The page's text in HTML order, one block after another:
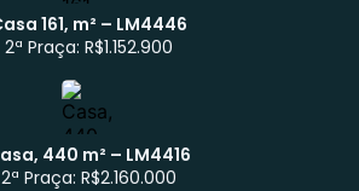
161, m² – LM4446
2ª Praça: R$1.152.900
440 m² – LM4416
2ª Praça: R$2.160.000